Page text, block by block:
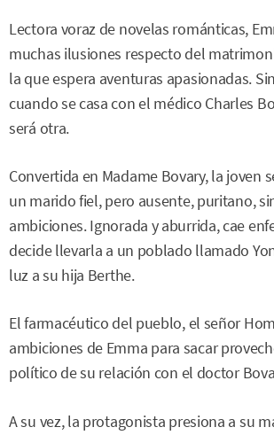
Lectora voraz de novelas románticas,
muchas ilusiones respecto del
la que espera aventuras apasionadas.
cuando se casa con el médico Charles
será otra.
Convertida en Madame Bovary, la joven
un marido fiel, pero ausente, puritano,
ambiciones. Ignorada y aburrida, cae
decide llevarla a un poblado llamado
luz a su hija Berthe.
El farmacéutico del pueblo, el señor
ambiciones de Emma para sacar
político de su relación con el doctor
A su vez, la protagonista presiona a su